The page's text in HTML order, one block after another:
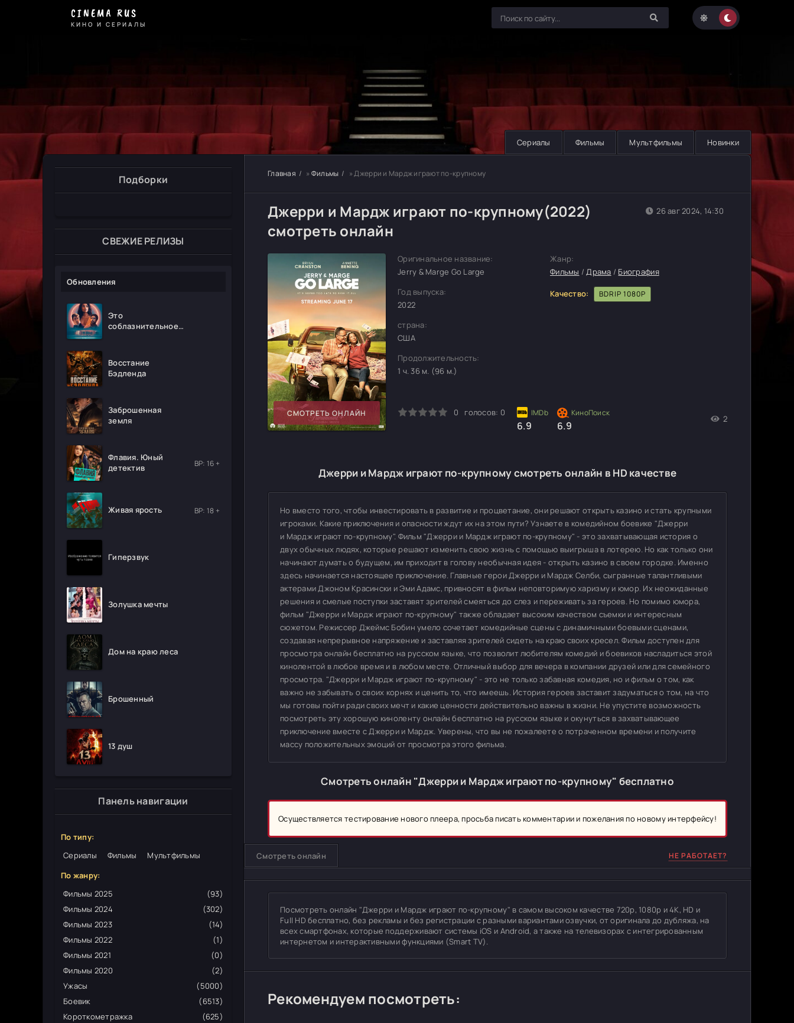
CINEMA RUS
КИНО И СЕРИАЛЫ
Сериалы Фильмы Мультфильмы Новинки
Подборки
СВЕЖИЕ РЕЛИЗЫ
Обновления
Это
соблазнительное
Восстание
Бэдленда
Заброшенная
земля
Флавия. Юный
детектив
ВР: 16 +
Живая ярость ВР: 18 +
Гиперзвук
Золушка мечты
Дом на краю леса
Брошенный
13 душ
Панель навигации
По типу:
Сериалы
Фильмы
Мультфильмы
По жанру:
Фильмы 2025
(93)
Фильмы 2024
(302)
Фильмы 2023
(14)
Фильмы 2022
(1)
Фильмы 2021
(0)
Фильмы 2020
(2)
Ужасы
(5000)
Боевик
(6513)
Короткометражка
(625)
Главная » Фильмы » Джерри и Мардж играют по-крупному
Джерри и Мардж играют по-крупному(2022)
смотреть онлайн
СМОТРЕТЬ ОНЛАЙН
Оригинальное название:
Jerry & Marge Go Large
Год выпуска:
2022
страна:
США
Продолжительность:
1 ч. 36 м. (96 м.)
0 1 2 3 5 0 голосов: 0
6.9 6.9
2
26 авг 2024, 14:30
Жанр:
Фильмы /Драма / Биография
Качество: BDRIP 1080P
Джерри и Мардж играют по-крупному смотреть онлайн в HD качестве
Но вместо того, чтобы инвестировать в развитие и процветание, они решают открыть казино и стать крупными
игроками. Какие приключения и опасности ждут их на этом пути? Узнаете в комедийном боевике "Джерри
и Мардж играют по-крупному". Фильм "Джерри и Мардж играют по-крупному" - это захватывающая история о
двух обычных людях, которые решают изменить свою жизнь с помощью выигрыша в лотерею. Но как только они
начинают думать о будущем, им приходит в голову необычная идея - открыть казино в своем городке. Именно
здесь начинается настоящее приключение. Главные герои Джерри и Мардж Селби, сыгранные талантливыми
актерами Джоном Красински и Эми Адамс, привносят в фильм неповторимую харизму и юмор. Их неожиданные
решения и смелые поступки заставят зрителей смеяться до слез и переживать за героев. Но помимо юмора,
фильм "Джерри и Мардж играют по-крупному" также обладает высоким качеством съемки и интересным
сюжетом. Режиссер Джеймс Бобин умело сочетает комедийные сцены с динамичными боевыми сценами,
создавая непрерывное напряжение и заставляя зрителей сидеть на краю своих кресел. Фильм доступен для
просмотра онлайн бесплатно на русском языке, что позволит любителям комедий и боевиков насладиться этой
кинолентой в любое время и в любом месте. Отличный выбор для вечера в компании друзей или для семейного
просмотра. "Джерри и Мардж играют по-крупному" - это не только забавная комедия, но и фильм о том, как
важно не забывать о своих корнях и ценить то, что имеешь. История героев заставит задуматься о том, на что
мы готовы пойти ради своих мечт и какие ценности действительно важны в жизни. Не упустите возможность
посмотреть эту хорошую киноленту онлайн бесплатно на русском языке и окунуться в захватывающее
приключение вместе с Джерри и Мардж. Уверены, что вы не пожалеете о потраченном времени и получите
массу положительных эмоций от просмотра этого фильма.
Смотреть онлайн "Джерри и Мардж играют по-крупному" бесплатно
Осуществляется тестирование нового плеера, просьба писать комментарии и пожелания по новому интерфейсу!
Смотреть онлайн НЕ РАБОТАЕТ?
Посмотреть онлайн "Джерри и Мардж играют по-крупному" в самом высоком качестве 720p, 1080p и 4K, HD и
Full HD бесплатно, без рекламы и без регистрации с разными вариантами озвучки, от оригинала до дубляжа, на
всех смартфонах, которые поддерживают системы iOS и Android, а также на телевизорах с интегрированным
интернетом и интерактивными функциями (Smart TV).
Рекомендуем посмотреть: